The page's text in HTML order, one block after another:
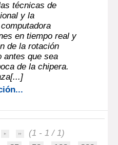
técnicas de
y la
en tiempo real y
de la rotación
antes que sea
de la chipera.
(1 - 1 / 1)